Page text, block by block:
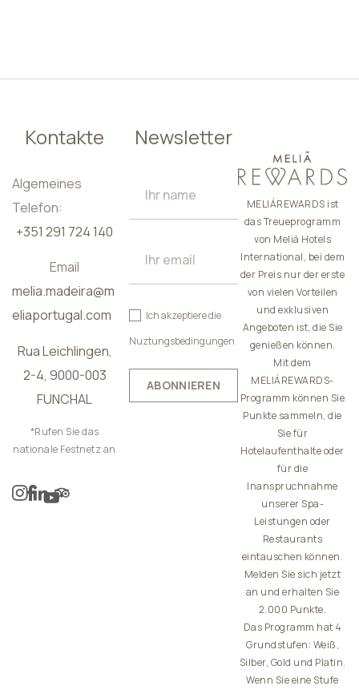
Kontakte
Algemeines
Telefon:
+351 291 724 140
Email
melia.madeira@m
eliaportugal.com
Rua Leichlingen,
2-4, 9000-003
FUNCHAL
*Rufen Sie das
nationale Festnetz an
Newsletter
Ich akzeptiere die
Nuztungsbedingungen
ABONNIEREN
MELIÁREWARDS ist
das Treueprogramm
von Meliá Hotels
International, bei dem
der Preis nur der erste
von vielen Vorteilen
und exklusiven
Angeboten ist, die Sie
genießen können.
Mit dem
MELIÁREWARDS-
Programm können Sie
Punkte sammeln, die
Sie für
Hotelaufenthalte oder
für die
Inanspruchnahme
unserer Spa-
Leistungen oder
Restaurants
eintauschen können.
Melden Sie sich jetzt
an und erhalten Sie
2.000 Punkte.
Das Programm hat 4
Grundstufen: Weiß,
Silber, Gold und Platin.
Wenn Sie eine Stufe